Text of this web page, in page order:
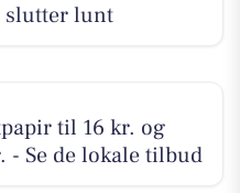
slutter lunt
til 16 kr. og
- Se de lokale tilbud